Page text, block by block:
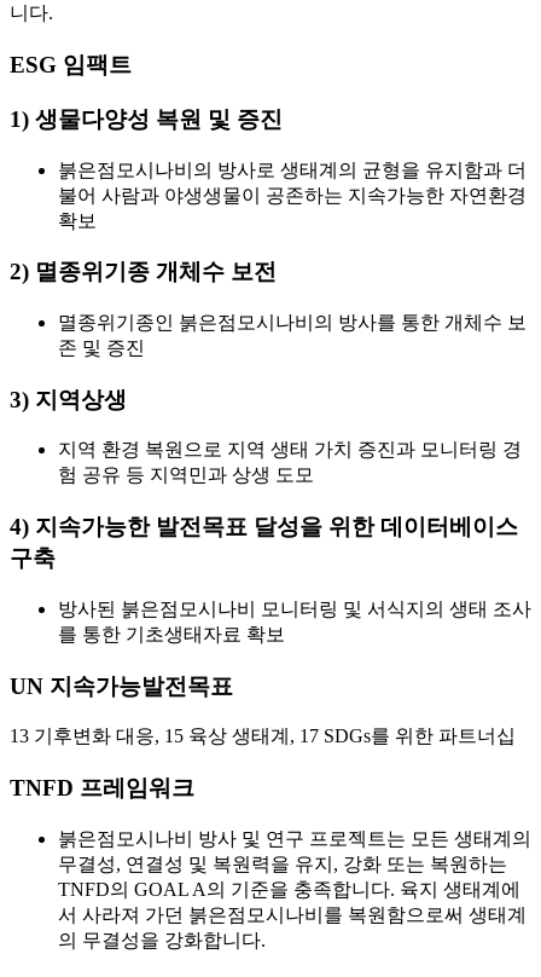
니다.
ESG 임팩트
1) 생물다양성 복원 및 증진
붉은점모시나비의 방사로 생태계의 균형을 유지함과 더
불어 사람과 야생생물이 공존하는 지속가능한 자연환경
확보
2) 멸종위기종 개체수 보전
멸종위기종인 붉은점모시나비의 방사를 통한 개체수 보
존 및 증진
3) 지역상생
지역 환경 복원으로 지역 생태 가치 증진과 모니터링 경
험 공유 등 지역민과 상생 도모
4) 지속가능한 발전목표 달성을 위한 데이터베이스
구축
방사된 붉은점모시나비 모니터링 및 서식지의 생태 조사
를 통한 기초생태자료 확보
UN 지속가능발전목표
13 기후변화 대응, 15 육상 생태계, 17 SDGs를 위한 파트너십
TNFD 프레임워크
붉은점모시나비 방사 및 연구 프로젝트는 모든 생태계의
무결성, 연결성 및 복원력을 유지, 강화 또는 복원하는
TNFD의 GOAL A의 기준을 충족합니다. 육지 생태계에
서 사라져 가던 붉은점모시나비를 복원함으로써 생태계
의 무결성을 강화합니다.